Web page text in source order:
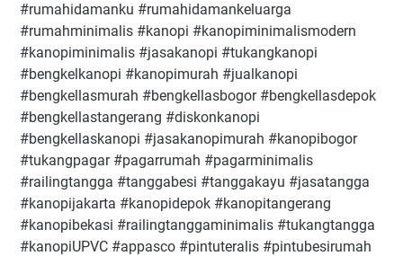
#rumahidamanku #rumahidamankeluarga
#rumahminimalis #kanopi #kanopiminimalismodern
#kanopiminimalis #jasakanopi #tukangkanopi
#bengkelkanopi #kanopimurah #jualkanopi
#bengkellasmurah #bengkellasbogor #bengkellasdepok
#bengkellastangerang #diskonkanopi
#bengkellaskanopi #jasakanopimurah #kanopibogor
#tukangpagar #pagarrumah #pagarminimalis
#railingtangga #tanggabesi #tanggakayu #jasatangga
#kanopijakarta #kanopidepok #kanopitangerang
#kanopibekasi #railingtanggaminimalis #tukangtangga
#kanopiUPVC #appasco #pintuteralis #pintubesirumah